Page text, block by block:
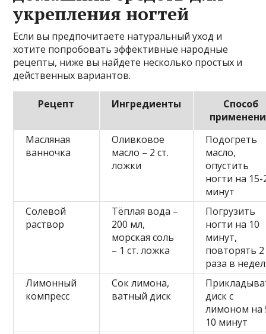
укрепления ногтей
Если вы предпочитаете натуральный уход и
хотите попробовать эффективные народные
рецепты, ниже вы найдете несколько простых и
действенных вариантов.
Рецепт Ингредиенты
Способ
Масляная
ванночка
Оливковое
масло – 2 ст.
ложки
Подогреть
масло,
опустить
ногти на 15-
минут
Солевой
раствор
Тёплая вода –
200 мл,
морская соль
– 1 ст. ложка
Погрузить
ногти на 10
минут,
повторять 2
раза в
Лимонный
компресс
Сок лимона,
ватный диск
диск с
лимоном на
10 минут